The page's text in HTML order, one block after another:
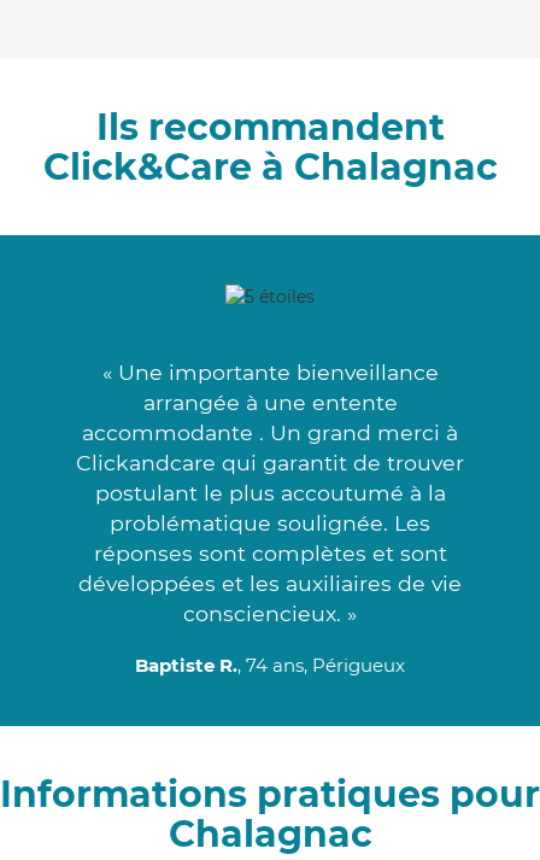
Ils recommandent
Click&Care à Chalagnac
« Une importante bienveillance
arrangée à une entente
accommodante . Un grand merci à
Clickandcare qui garantit de trouver
postulant le plus accoutumé à la
problématique soulignée. Les
réponses sont complètes et sont
développées et les auxiliaires de vie
consciencieux. »
Baptiste R., 74 ans, Périgueux
Informations pratiques pour
Chalagnac